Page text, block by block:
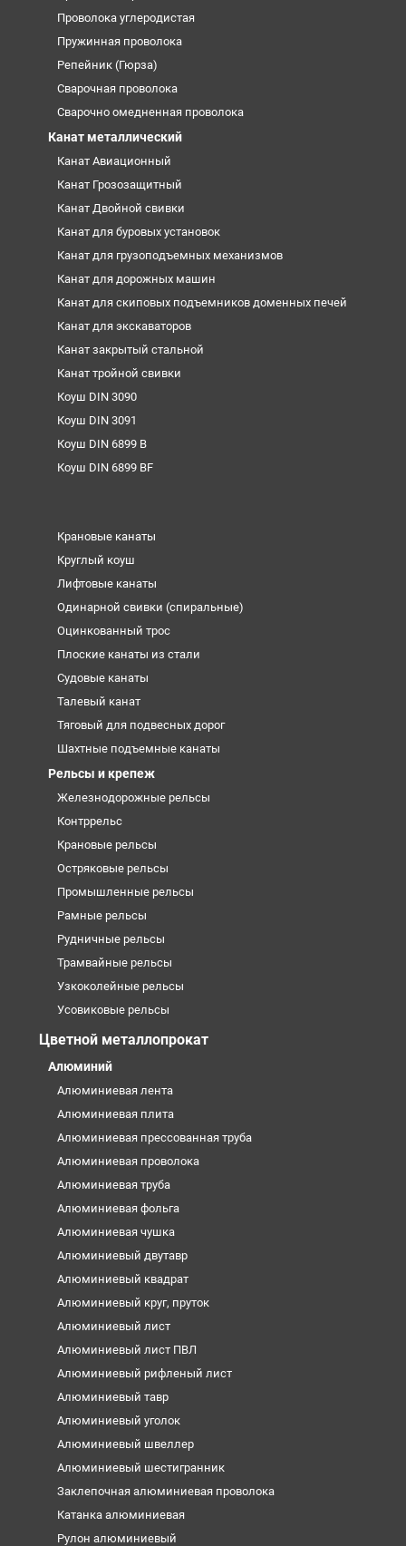
Проволока углеродистая
Пружинная проволока
Репейник (Гюрза)
Сварочная проволока
Сварочно омедненная проволока
Канат металлический
Канат Авиационный
Канат Грозозащитный
Канат Двойной свивки
Канат для буровых установок
Канат для грузоподъемных механизмов
Канат для дорожных машин
Канат для скиповых подъемников доменных печей
Канат для экскаваторов
Канат закрытый стальной
Канат тройной свивки
Коуш DIN 3090
Коуш DIN 3091
Коуш DIN 6899 B
Коуш DIN 6899 BF
Крановые канаты
Круглый коуш
Лифтовые канаты
Одинарной свивки (спиральные)
Оцинкованный трос
Плоские канаты из стали
Судовые канаты
Талевый канат
Тяговый для подвесных дорог
Шахтные подъемные канаты
Рельсы и крепеж
Железнодорожные рельсы
Контррельс
Крановые рельсы
Остряковые рельсы
Промышленные рельсы
Рамные рельсы
Рудничные рельсы
Трамвайные рельсы
Узкоколейные рельсы
Усовиковые рельсы
Цветной металлопрокат
Алюминий
Алюминиевая лента
Алюминиевая плита
Алюминиевая прессованная труба
Алюминиевая проволока
Алюминиевая труба
Алюминиевая фольга
Алюминиевая чушка
Алюминиевый двутавр
Алюминиевый квадрат
Алюминиевый круг, пруток
Алюминиевый лист
Алюминиевый лист ПВЛ
Алюминиевый рифленый лист
Алюминиевый тавр
Алюминиевый уголок
Алюминиевый швеллер
Алюминиевый шестигранник
Заклепочная алюминиевая проволока
Катанка алюминиевая
Рулон алюминиевый